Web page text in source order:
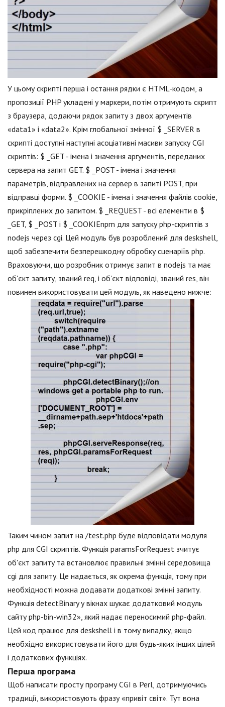
У цьому скрипті перша і остання рядки є HTML-кодом, а
пропозиції PHP укладені у маркери, потім отримують скрипт
з браузера, додаючи рядок запиту з двох аргументів
«data1» і «data2». Крім глобальної змінної $ _SERVER в
скрипті доступні наступні асоціативні масиви запуску CGI
скриптів: $ _GET - імена і значення аргументів, переданих
сервера на запит GET. $ _POST - імена і значення
параметрів, відправлених на сервер в запиті POST, при
відправці форми. $ _COOKIE - імена і значення файлів cookie,
прикріплених до запитом. $ _REQUEST - всі елементи в $
_GET, $ _POST і $ _COOKIEnpm для запуску php-скриптів з
nodejs через cgi. Цей модуль був розроблений для deskshell,
щоб забезпечити безперешкодну обробку сценаріїв php.
Враховуючи, що розробник отримує запит в nodejs та має
об'єкт запиту, званий req, і об'єкт відповіді, званий res, він
повинен використовувати цей модуль, як наведено нижче:
Таким чином запит на /test.php буде відповідати модуля
php для CGI скриптів. Функція paramsForRequest зчитує
об'єкт запиту та встановлює правильні змінні середовища
cgi для запиту. Це надається, як окрема функція, тому при
необхідності можна додавати додаткові змінні запиту.
Функція detectBinary у вікнах шукає додатковий модуль
сайту php-bin-win32», який надає переносимий php-файл.
Цей код працює для deskshell і в тому випадку, якщо
необхідно використовувати його для будь-яких інших цілей
і додаткових функціях.
Перша програма
Щоб написати просту програму CGI в Perl, дотримуючись
традиції, використовують фразу «привіт світ». Тут вона